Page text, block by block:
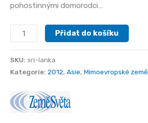
pohostinnými domorodci…
Lanka
Přidat do košíku
SKU: sri-lanka
Kategorie: 2012, Asie, Mimoevropské země